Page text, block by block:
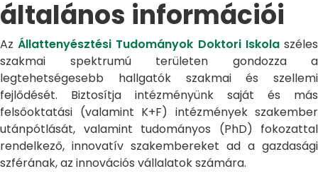
általános információi
AzÁllattenyésztési Tudományok Doktori Iskolaszéles
szakmai spektrumú területen gondozza a
legtehetségesebb hallgatók szakmai és szellemi
fejlődését. Biztosítja intézményünk saját és más
felsőoktatási (valamint K+F) intézmények szakember
utánpótlását, valamint tudományos (PhD) fokozattal
rendelkező, innovatív szakembereket ad a gazdasági
szférának, az innovációs vállalatok számára.